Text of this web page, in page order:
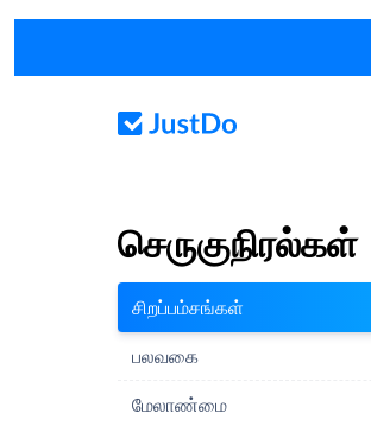
செருகுநிரல்கள்
சிறப்பம்சங்கள்
பலவகை
மேலாண்மை